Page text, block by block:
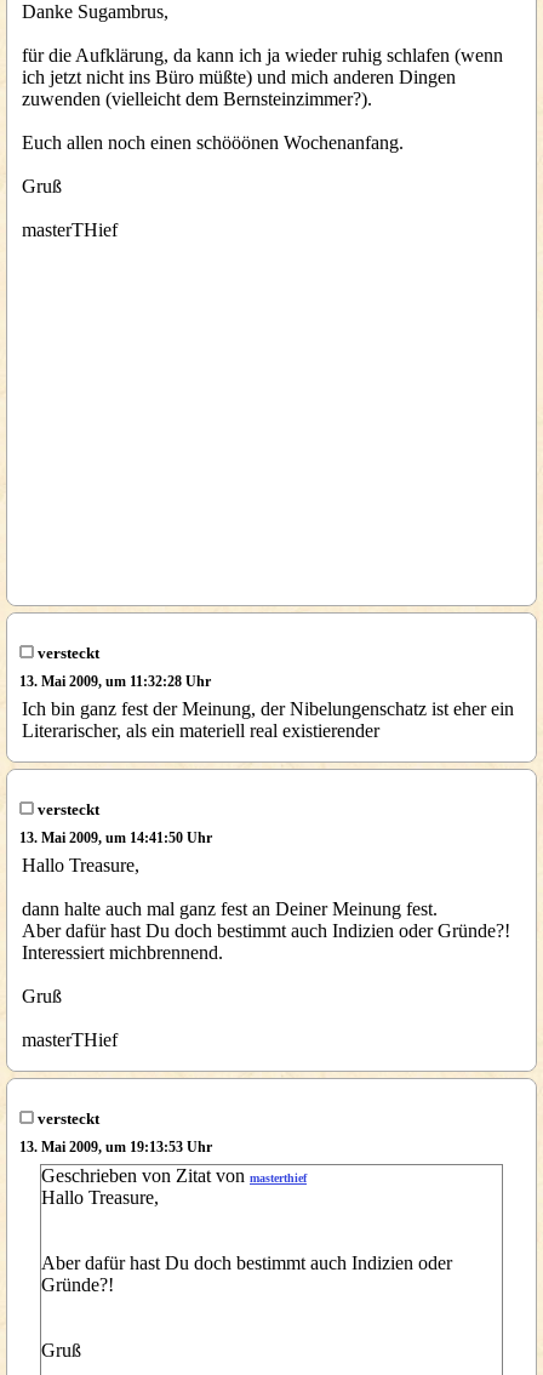
Danke Sugambrus,
für die Aufklärung, da kann ich ja wieder ruhig schlafen (wenn
ich jetzt nicht ins Büro müßte) und mich anderen Dingen
zuwenden (vielleicht dem Bernsteinzimmer?).
Euch allen noch einen schööönen Wochenanfang.
Gruß
masterTHief
versteckt
13. Mai 2009, um 11:32:28 Uhr
Ich bin ganz fest der Meinung, der Nibelungenschatz ist eher ein
Literarischer, als ein materiell real existierender
versteckt
13. Mai 2009, um 14:41:50 Uhr
Hallo Treasure,
dann halte auch mal ganz fest an Deiner Meinung fest.
Aber dafür hast Du doch bestimmt auch Indizien oder Gründe?!
Interessiert michbrennend.
Gruß
masterTHief
versteckt
13. Mai 2009, um 19:13:53 Uhr
Geschrieben von Zitat von masterthief
Hallo Treasure,
Aber dafür hast Du doch bestimmt auch Indizien oder
Gründe?!
Gruß